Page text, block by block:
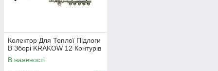
Колектор Для Теплої Підлоги
В Зборі KRAKOW 12 Контурів
В наявності